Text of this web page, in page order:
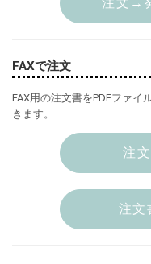
FAXで注文
FAX用の注文書をPDFファイ
きます。
注
注文